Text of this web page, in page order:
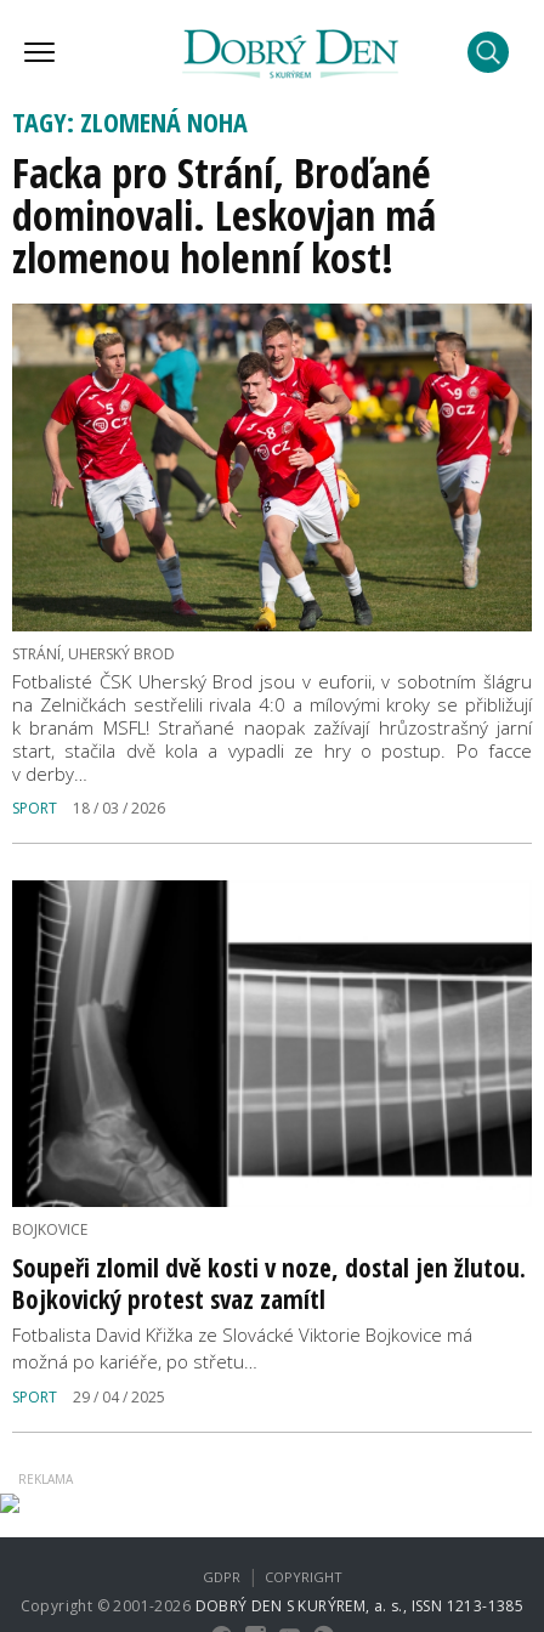
TAGY: ZLOMENÁ NOHA
Facka pro Strání, Broďané
dominovali. Leskovjan má
zlomenou holenní kost!
STRÁNÍ, UHERSKÝ BROD
Fotbalisté ČSK Uherský Brod jsou v euforii, v sobotním šlágru
na Zelničkách sestřelili rivala 4:0 a mílovými kroky se přibližují
k branám MSFL! Straňané naopak zažívají hrůzostrašný jarní
start, stačila dvě kola a vypadli ze hry o postup. Po facce
v derby…
SPORT 18 / 03 / 2026
BOJKOVICE
Soupeři zlomil dvě kosti v noze, dostal jen žlutou.
Bojkovický protest svaz zamítl
Fotbalista David Křižka ze Slovácké Viktorie Bojkovice má
možná po kariéře, po střetu…
SPORT 29 / 04 / 2025
Copyright © 2001-2026 DOBRÝ DEN S KURÝREM, a. s., ISSN 1213-1385
GDPR | COPYRIGHT